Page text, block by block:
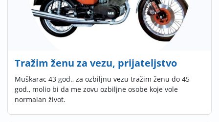
Tražim ženu za vezu, prijateljstvo
Muškarac 43 god., za ozbiljnu vezu tražim ženu do 45
god., molio bi da me zovu ozbiljne osobe koje vole
normalan život.